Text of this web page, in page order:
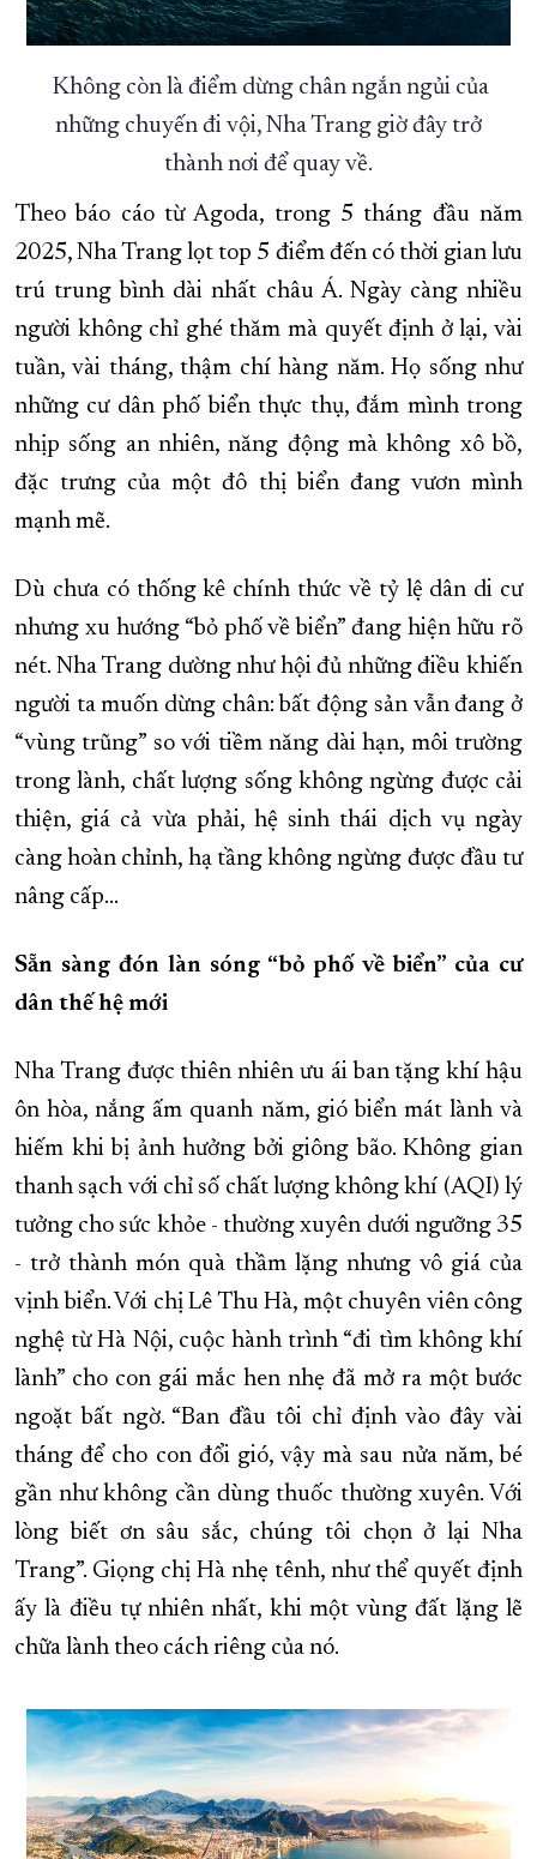
Không còn là điểm dừng chân ngắn ngủi của
những chuyến đi vội, Nha Trang giờ đây trở
thành nơi để quay về.
Theo báo cáo từ Agoda, trong 5 tháng đầu năm
2025, Nha Trang lọt top 5 điểm đến có thời gian lưu
trú trung bình dài nhất châu Á. Ngày càng nhiều
người không chỉ ghé thăm mà quyết định ở lại, vài
tuần, vài tháng, thậm chí hàng năm. Họ sống như
những cư dân phố biển thực thụ, đắm mình trong
nhịp sống an nhiên, năng động mà không xô bồ,
đặc trưng của một đô thị biển đang vươn mình
mạnh mẽ.
Dù chưa có thống kê chính thức về tỷ lệ dân di cư
nhưng xu hướng “bỏ phố về biển” đang hiện hữu rõ
nét. Nha Trang dường như hội đủ những điều khiến
người ta muốn dừng chân: bất động sản vẫn đang ở
“vùng trũng” so với tiềm năng dài hạn, môi trường
trong lành, chất lượng sống không ngừng được cải
thiện, giá cả vừa phải, hệ sinh thái dịch vụ ngày
càng hoàn chỉnh, hạ tầng không ngừng được đầu tư
nâng cấp…
Sẵn sàng đón làn sóng “bỏ phố về biển” của cư
dân thế hệ mới
Nha Trang được thiên nhiên ưu ái ban tặng khí hậu
ôn hòa, nắng ấm quanh năm, gió biển mát lành và
hiếm khi bị ảnh hưởng bởi giông bão. Không gian
thanh sạch với chỉ số chất lượng không khí (AQI) lý
tưởng cho sức khỏe - thường xuyên dưới ngưỡng 35
- trở thành món quà thầm lặng nhưng vô giá của
vịnh biển. Với chị Lê Thu Hà, một chuyên viên công
nghệ từ Hà Nội, cuộc hành trình “đi tìm không khí
lành” cho con gái mắc hen nhẹ đã mở ra một bước
ngoặt bất ngờ. “Ban đầu tôi chỉ định vào đây vài
tháng để cho con đổi gió, vậy mà sau nửa năm, bé
gần như không cần dùng thuốc thường xuyên. Với
lòng biết ơn sâu sắc, chúng tôi chọn ở lại Nha
Trang”. Giọng chị Hà nhẹ tênh, như thể quyết định
ấy là điều tự nhiên nhất, khi một vùng đất lặng lẽ
chữa lành theo cách riêng của nó.